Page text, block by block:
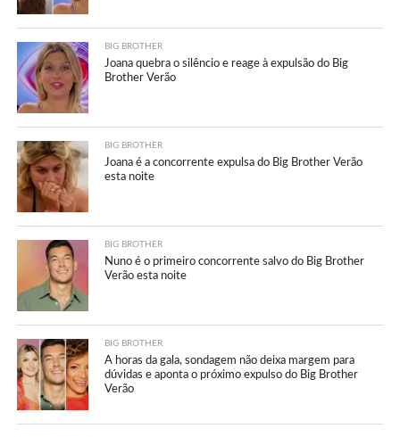
BIG BROTHER
Joana quebra o silêncio e reage à expulsão do Big
Brother Verão
BIG BROTHER
Joana é a concorrente expulsa do Big Brother Verão
esta noite
BIG BROTHER
Nuno é o primeiro concorrente salvo do Big Brother
Verão esta noite
BIG BROTHER
A horas da gala, sondagem não deixa margem para
dúvidas e aponta o próximo expulso do Big Brother
Verão